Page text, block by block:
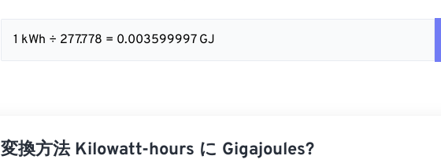
1 kWh ÷ 277.778 = 0.003599997 GJ
変換方法 Kilowatt-hours に Gigajoules?